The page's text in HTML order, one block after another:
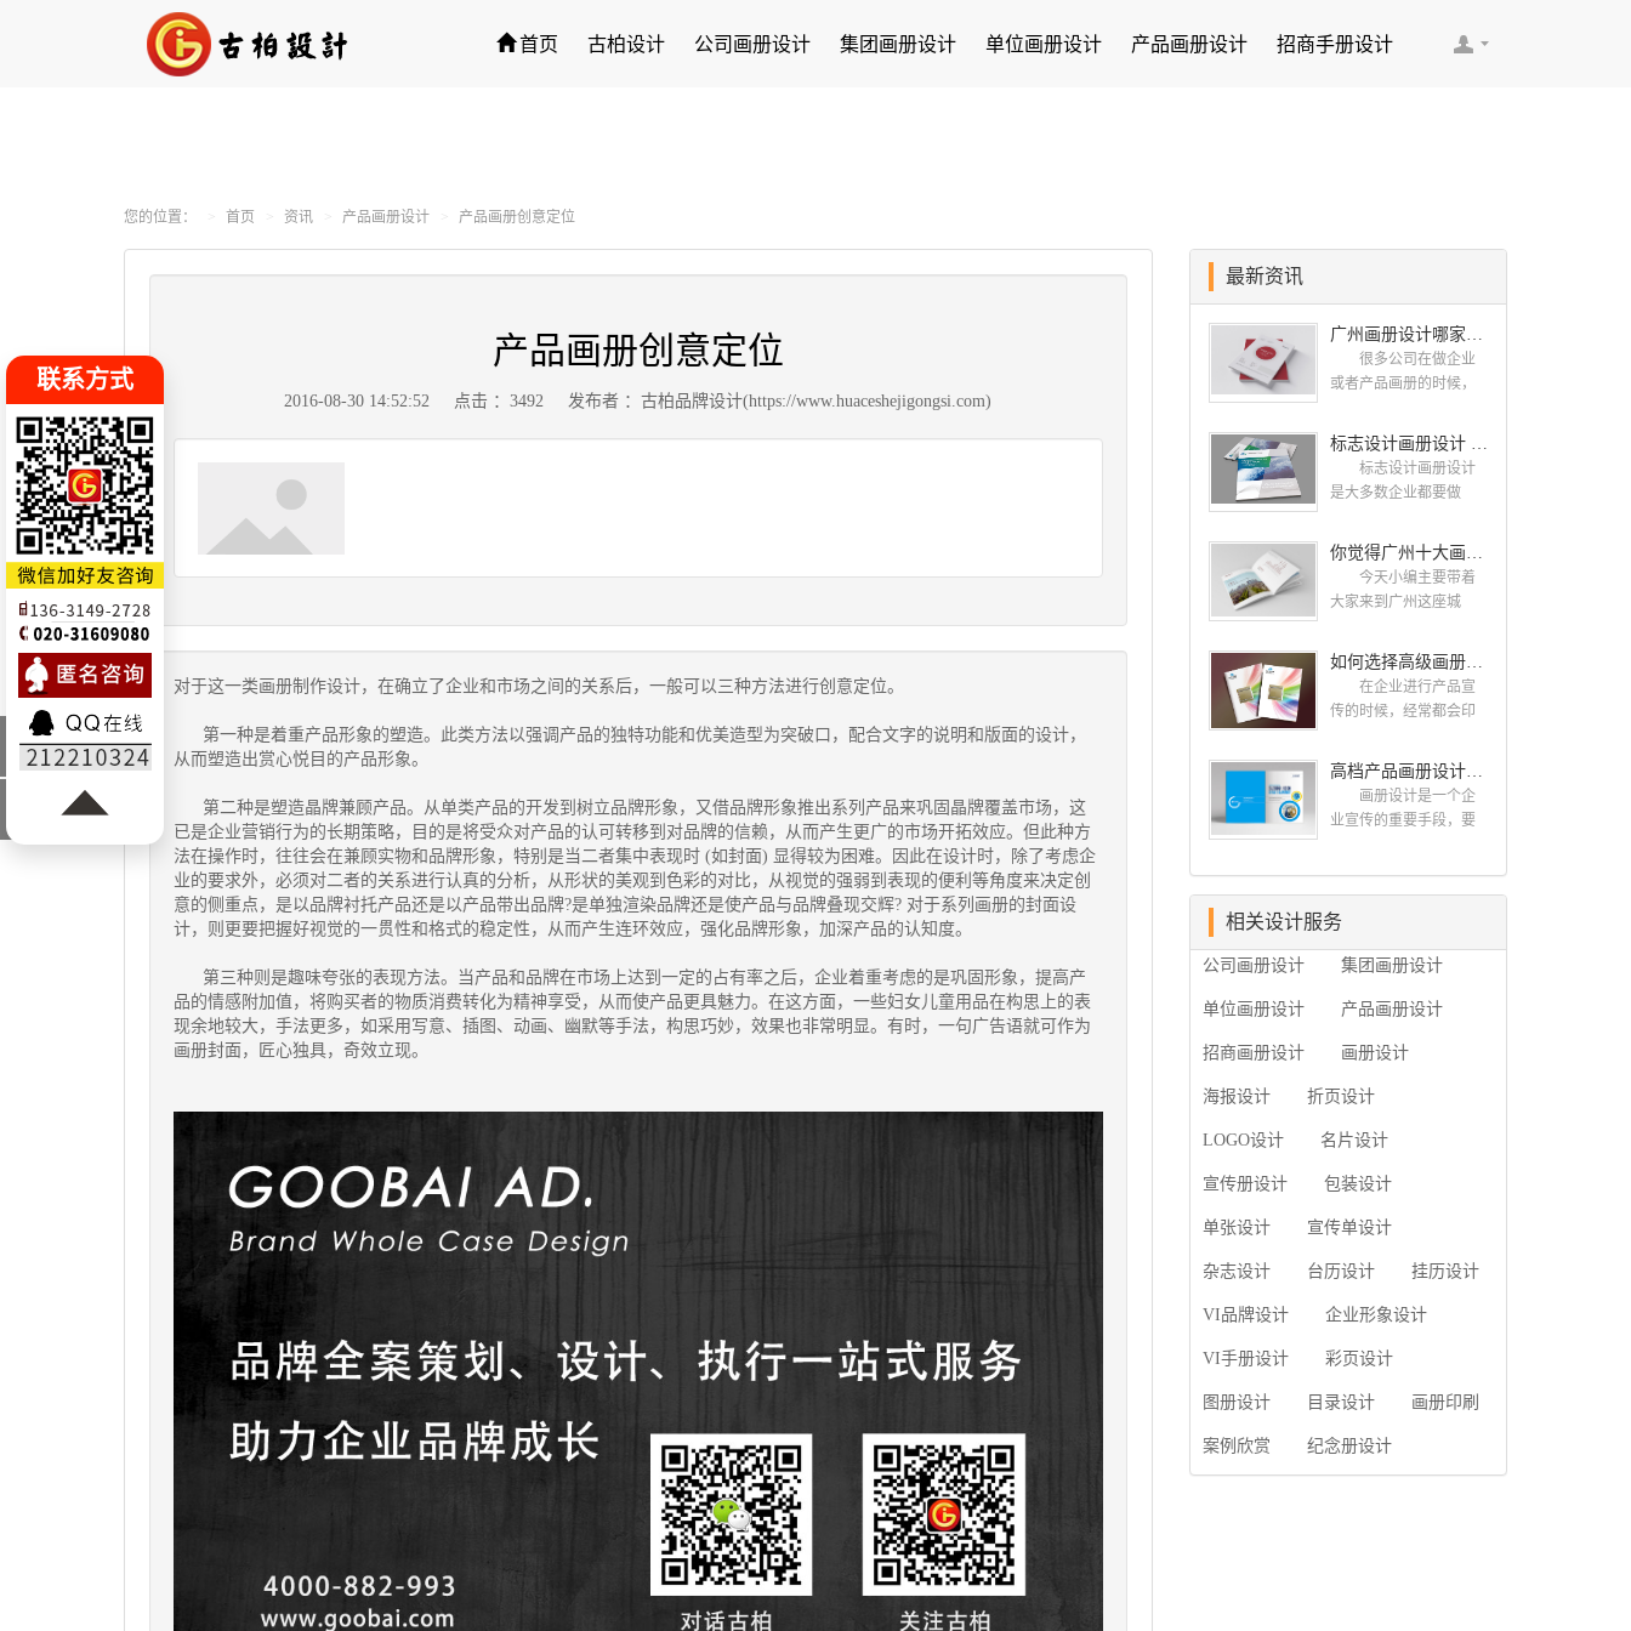
首页 古柏设计 公司画册设计 集团画册设计 单位画册设计 产品画册设计 招商手册设计
您的位置： 首页 资讯 产品画册设计 产品画册创意定位
产品画册创意定位
2016-08-30 14:52:52 点击 ：3492 发布者 ：古柏品牌设计(https://www.huaceshejigongsi.com)
对于这一类画册制作设计，在确立了企业和市场之间的关系后，一般可以三种方法进行创意定位。
第一种是着重产品形象的塑造。此类方法以强调产品的独特功能和优美造型为突破口，配合文字的说明和版面的设计，
从而塑造出赏心悦目的产品形象。
第二种是塑造晶牌兼顾产品。从单类产品的开发到树立品牌形象，又借品牌形象推出系列产品来巩固晶牌覆盖市场，这
已是企业营销行为的长期策略，目的是将受众对产品的认可转移到对品牌的信赖，从而产生更广的市场开拓效应。但此种方
法在操作时，往往会在兼顾实物和品牌形象，特别是当二者集中表现时 (如封面) 显得较为困难。因此在设计时，除了考虑企
业的要求外，必须对二者的关系进行认真的分析，从形状的美观到色彩的对比，从视觉的强弱到表现的便利等角度来决定创
意的侧重点，是以品牌衬托产品还是以产品带出品牌?是单独渲染品牌还是使产品与品牌叠现交辉? 对于系列画册的封面设
计，则更要把握好视觉的一贯性和格式的稳定性，从而产生连环效应，强化品牌形象，加深产品的认知度。
第三种则是趣味夸张的表现方法。当产品和品牌在市场上达到一定的占有率之后，企业着重考虑的是巩固形象，提高产
品的情感附加值，将购买者的物质消费转化为精神享受，从而使产品更具魅力。在这方面，一些妇女儿童用品在构思上的表
现余地较大，手法更多，如采用写意、插图、动画、幽默等手法，构思巧妙，效果也非常明显。有时，一句广告语就可作为
画册封面，匠心独具，奇效立现。
最新资讯
广州画册设计哪家公司好？我们推荐古柏品牌设计
很多公司在做企业
或者产品画册的时候，
公司，这样设计出来的
画册，才能让人眼前一
亮，才能够给公司带来
计找哪家公司。 广
州画册设计哪家公司
好？本地人都会选择古
柏品牌设计有限公司成
立于2004年，是由一群
专业、独特的IT精英组
贴网络时代的发展潮
流，对中国网络应用的
现状和趋势有很深的...
标志设计画册设计 对标志设计有哪些原则呢？
标志设计画册设计
是大多数企业都要做
一个企业的门面形象，
而画册就是作为宣传，
把企业的形象和活动更
不能缺少的。标志设计
画册设计 简练、概
括、完美!即要成功到几
案的程度是我们的目
标，其难度比之其它任
何艺术设计都要大得
循以下的原则： 1.详
的、适用范畴并深刻...
你觉得广州十大画册设计公司的排名真的重要吗？
今天小编主要带着
大家来到广州这座城
设计公司是那些?古柏品
牌提供画册设计，宣传
册设计,排版设计，画册
广州集团/单位/产品/目录
画册设计/印刷公司。相
信不少喜欢设计的小伙
古柏设计 古柏品牌
设计系品牌策划与推
面设计、产品包装设
站建设与推广的专业...
如何选择高级画册设计公司 怎么制作高级企业画册
在企业进行产品宣
传的时候，经常都会印
要找一家出色的画册制
作公司。下面古柏品牌
设计就给大家说说如何
画册?高级画册设计公
册设计公司 首先是
员工的能力是否过硬。
这包括调研人员观察捕
捉信息、与企业顺利沟
能力;摄影人员拍摄出真
片的能力;设计人员高水
作软件，深谙画册设...
高档产品画册设计的有哪些小技巧
画册设计是一个企
业宣传的重要手段，要
示企业品牌形象。高档
产品画册设计有哪些小
古柏品牌设计怎么说!高
高档产品画册设计要注
关注 现在企业都在
使用产品画册来进行市
设计就应该更多的重视
一个成功的高档产品画
司的企业精神、核心理
相关设计服务
公司画册设计 集团画册设计
单位画册设计 产品画册设计
招商画册设计 画册设计
海报设计 折页设计
LOGO设计 名片设计
宣传册设计 包装设计
单张设计 宣传单设计
杂志设计 台历设计 挂历设计
VI品牌设计 企业形象设计
VI手册设计 彩页设计
图册设计 目录设计 画册印刷
案例欣赏 纪念册设计
联系方式
最新
资讯